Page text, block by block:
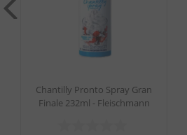
Chantilly Pronto Spray Gran
Finale 232ml - Fleischmann